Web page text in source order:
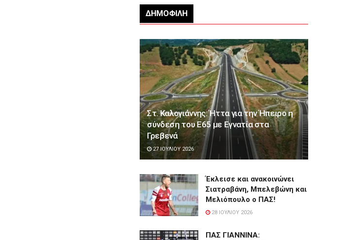
ΔΗΜΟΦΙΛΉ
Στ. Καλογιάννης: Ήττα για την Ήπειρο η
σύνδεση του Ε65 με Εγνατία στα
Γρεβενά
27 ΙΟΥΛΊΟΥ 2026
Έκλεισε και ανακοινώνει
Σιατραβάνη, Μπελεβώνη και
Μελιόπουλο ο ΠΑΣ!
28 ΙΟΥΛΊΟΥ 2026
ΠΑΣ ΓΙΑΝΝΙΝΑ: